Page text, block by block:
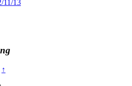
11/13
↑